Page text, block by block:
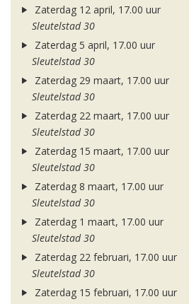
Zaterdag 12 april, 17.00 uur
Sleutelstad 30
Zaterdag 5 april, 17.00 uur
Sleutelstad 30
Zaterdag 29 maart, 17.00 uur
Sleutelstad 30
Zaterdag 22 maart, 17.00 uur
Sleutelstad 30
Zaterdag 15 maart, 17.00 uur
Sleutelstad 30
Zaterdag 8 maart, 17.00 uur
Sleutelstad 30
Zaterdag 1 maart, 17.00 uur
Sleutelstad 30
Zaterdag 22 februari, 17.00 uur
Sleutelstad 30
Zaterdag 15 februari, 17.00 uur